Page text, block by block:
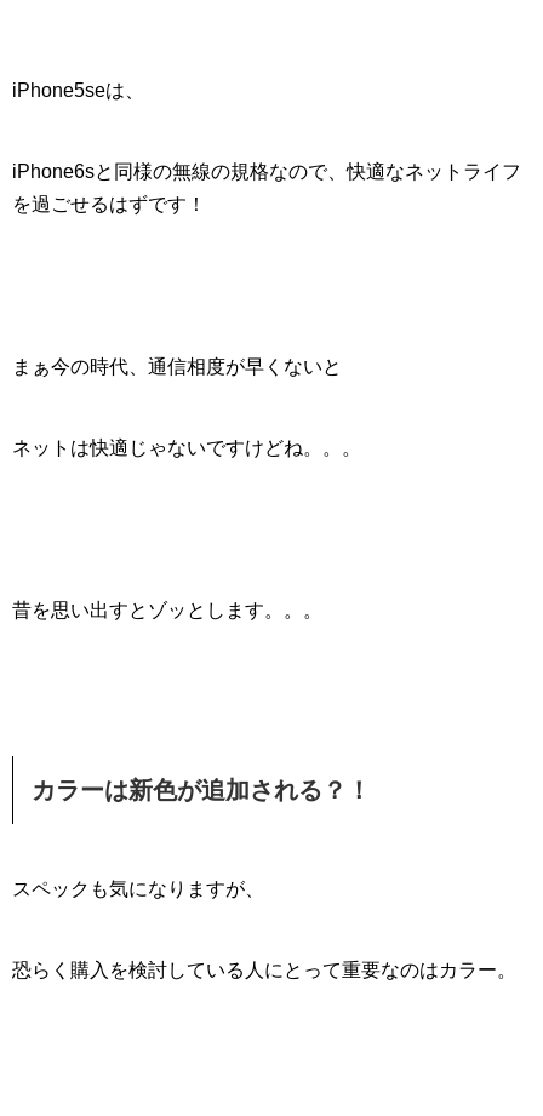
iPhone5seは、
iPhone6sと同様の無線の規格なので、快適なネットライフ
を過ごせるはずです！
まぁ今の時代、通信相度が早くないと
ネットは快適じゃないですけどね。。。
昔を思い出すとゾッとします。。。
カラーは新色が追加される？！
スペックも気になりますが、
恐らく購入を検討している人にとって重要なのはカラー。